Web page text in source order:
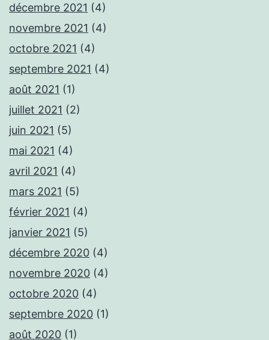
décembre 2021 (4)
novembre 2021 (4)
octobre 2021 (4)
septembre 2021 (4)
août 2021 (1)
juillet 2021 (2)
juin 2021 (5)
mai 2021 (4)
avril 2021 (4)
mars 2021 (5)
février 2021 (4)
janvier 2021 (5)
décembre 2020 (4)
novembre 2020 (4)
octobre 2020 (4)
septembre 2020 (1)
août 2020 (1)